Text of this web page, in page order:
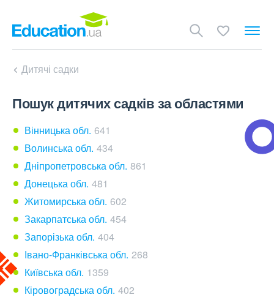
Дитячі садки
Пошук дитячих садків за областями
Вінницька обл. 641
Волинська обл. 434
Дніпропетровська обл. 861
Донецька обл. 481
Житомирська обл. 602
Закарпатська обл. 454
Запорізька обл. 404
Івано-Франківська обл. 268
Київська обл. 1359
Кіровоградська обл. 402